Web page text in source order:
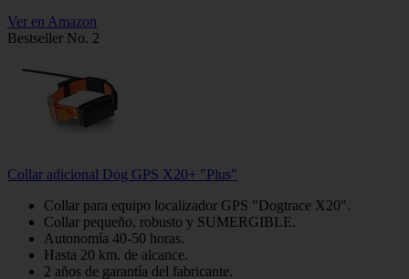
Ver en Amazon
Bestseller No. 2
Collar adicional Dog GPS X20+ "Plus"
Collar para equipo localizador GPS "Dogtrace X20".
Collar pequeño, robusto y SUMERGIBLE.
Autonomía 40-50 horas.
Hasta 20 km. de alcance.
2 años de garantía del fabricante.